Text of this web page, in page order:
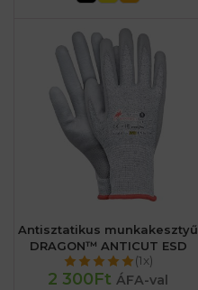
Antisztatikus munkakesztyű
DRAGON™ ANTICUT ESD
(1x)
2 300Ft ÁFA-val